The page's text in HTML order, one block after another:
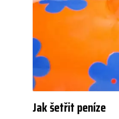
Jak šetřit peníze